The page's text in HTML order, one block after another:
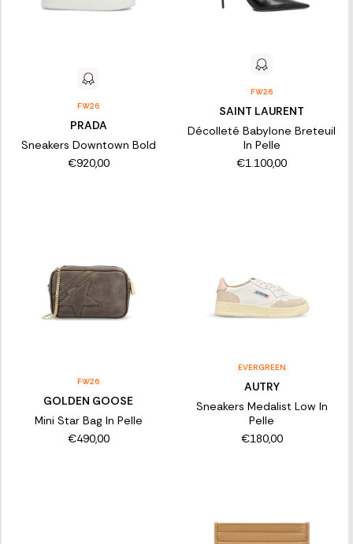
FW26
PRADA
Sneakers Downtown Bold
€920,00
FW26
SAINT LAURENT
Décolleté Babylone Breteuil
In Pelle
€1.100,00
FW26
GOLDEN GOOSE
Mini Star Bag In Pelle
€490,00
EVERGREEN
AUTRY
Sneakers Medalist Low In
Pelle
€180,00